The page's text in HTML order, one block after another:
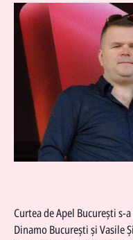
Curtea de Apel București
Dinamo București și Vasile